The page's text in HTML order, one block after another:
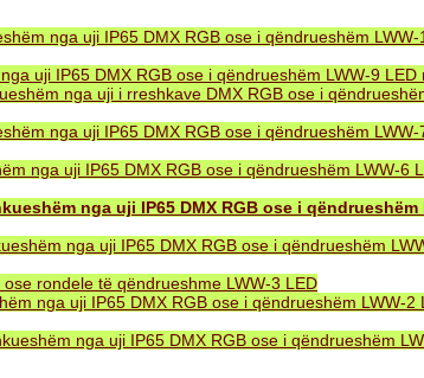
nga uji IP65 DMX RGB ose i qëndrueshëm LWW-
uji IP65 DMX RGB ose i qëndrueshëm LWW-9 LED
nga uji i rreshkave DMX RGB ose i
nga uji IP65 DMX RGB ose i qëndrueshëm LWW-
nga uji IP65 DMX RGB ose i qëndrueshëm LWW-6
nga uji IP65 DMX RGB ose i qëndrueshëm
nga uji IP65 DMX RGB ose i qëndrueshëm
rondele të qëndrueshme LWW-3 LED
nga uji IP65 DMX RGB ose i qëndrueshëm LWW-2
nga uji IP65 DMX RGB ose i qëndrueshëm